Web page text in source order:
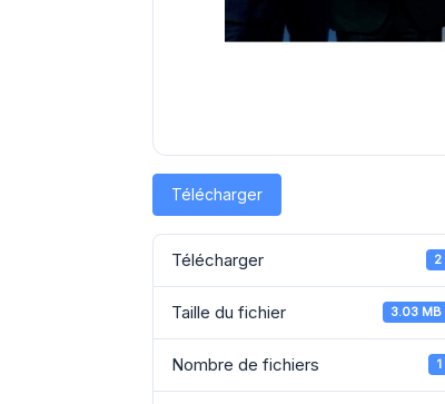
Télécharger
Télécharger 2
Taille du fichier 3.03 MB
Nombre de fichiers 1